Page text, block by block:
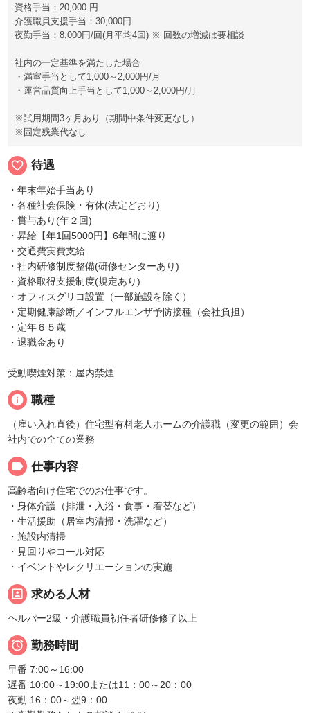
資格手当：20,000 円
介護職員支援手当：30,000円
夜勤手当：8,000円/回(月平均4回) ※ 回数の増減は要相談
社内の一定基準を満たした場合
・満室手当として1,000～2,000円/月
・運営品質向上手当として1,000～2,000円/月
※試用期間3ヶ月あり（期間中条件変更なし）
※固定残業代なし
favorite_border 待遇
・年末年始手当あり
・各種社会保険・有休(法定どおり)
・賞与あり(年２回)
・昇給【年1回5000円】6年間に渡り
・交通費実費支給
・社内研修制度整備(研修センターあり)
・資格取得支援制度(規定あり)
・オフィスグリコ設置（一部施設を除く）
・定期健康診断／インフルエンザ予防接種（会社負担）
・定年６５歳
・退職金あり
受動喫煙対策：屋内禁煙
info 職種
（雇い入れ直後）住宅型有料老人ホームの介護職（変更の範囲）会
社内での全ての業務
label 仕事内容
高齢者向け住宅でのお仕事です。
・身体介護（排泄・入浴・食事・着替など）
・生活援助（居室内清掃・洗濯など）
・施設内清掃
・見回りやコール対応
・イベントやレクリエーションの実施
portrait 求める人材
ヘルパー2級・介護職員初任者研修修了以上
 勤務時間
早番 7:00～16:00
遅番 10:00～19:00または11：00～20：00
夜勤 16：00～翌9：00